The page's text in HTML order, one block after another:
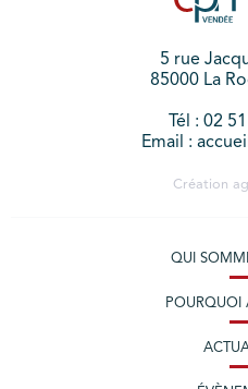
5 rue
85000 La
Tél : 02
Email :
Création
QUI
POURQUOI